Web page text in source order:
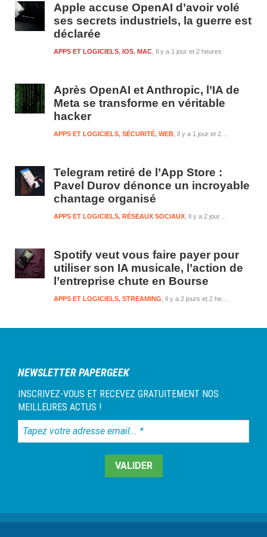
Apple accuse OpenAI d’avoir volé
ses secrets industriels, la guerre est
déclarée
Il y a 1 jour et 2 heures
APPS ET LOGICIELS, IOS, MAC
Après OpenAI et Anthropic, l’IA de
Meta se transforme en véritable
hacker
Il y a 1 jour et 2 heures
APPS ET LOGICIELS, SÉCURITÉ, WEB
Telegram retiré de l’App Store :
Pavel Durov dénonce un incroyable
chantage organisé
Il y a 2 jours et 2 heures
APPS ET LOGICIELS, RÉSEAUX SOCIAUX
Spotify veut vous faire payer pour
utiliser son IA musicale, l’action de
l’entreprise chute en Bourse
Il y a 2 jours et 2 heures
APPS ET LOGICIELS, STREAMING
NEWSLETTER PAPERGEEK
INSCRIVEZ-VOUS ET RECEVEZ GRATUITEMENT NOS
MEILLEURES ACTUS !
Tapez
votre